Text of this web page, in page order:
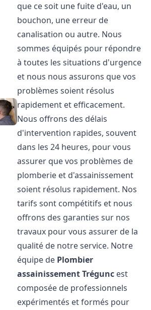
que ce soit une fuite d'eau, un
bouchon, une erreur de
canalisation ou autre. Nous
sommes équipés pour répondre
à toutes les situations d'urgence
et nous nous assurons que vos
problèmes soient résolus
rapidement et efficacement.
Nous offrons des délais
d'intervention rapides, souvent
dans les 24 heures, pour vous
assurer que vos problèmes de
plomberie et d'assainissement
soient résolus rapidement. Nos
tarifs sont compétitifs et nous
offrons des garanties sur nos
travaux pour vous assurer de la
qualité de notre service. Notre
équipe de Plombier
assainissementTrégunc est
composée de professionnels
expérimentés et formés pour